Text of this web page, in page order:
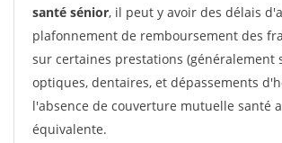
santé sénior, il peut y avoir des délais
plafonnement de remboursement des
sur certaines prestations (généralement
optiques, dentaires, et dépassements
l'absence de couverture mutuelle santé
équivalente.